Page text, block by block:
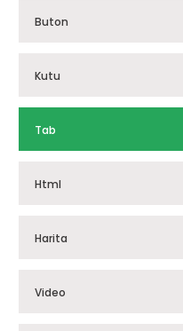
Buton
Kutu
Tab
Html
Harita
Video